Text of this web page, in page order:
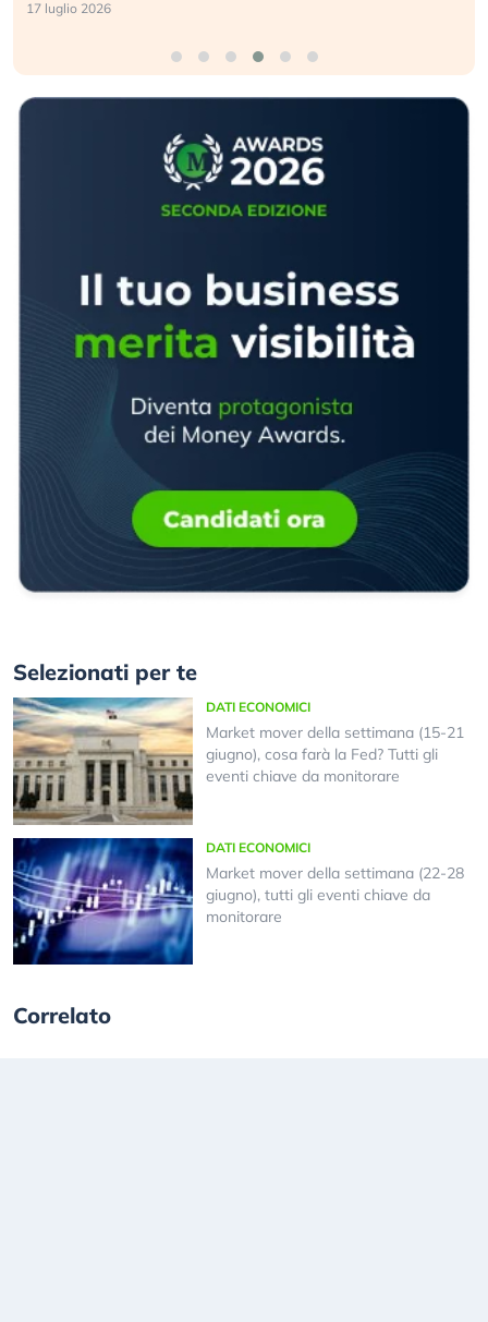
17 luglio 2026
Selezionati per te
DATI ECONOMICI
Market mover della settimana (15-21
giugno), cosa farà la Fed? Tutti gli
eventi chiave da monitorare
DATI ECONOMICI
Market mover della settimana (22-28
giugno), tutti gli eventi chiave da
monitorare
Correlato